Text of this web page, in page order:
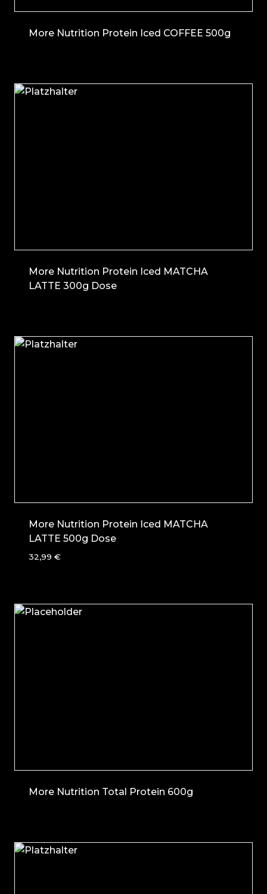
More Nutrition Protein Iced COFFEE 500g
More Nutrition Protein Iced MATCHA
LATTE 300g Dose
More Nutrition Protein Iced MATCHA
LATTE 500g Dose
32,99 €
More Nutrition Total Protein 600g